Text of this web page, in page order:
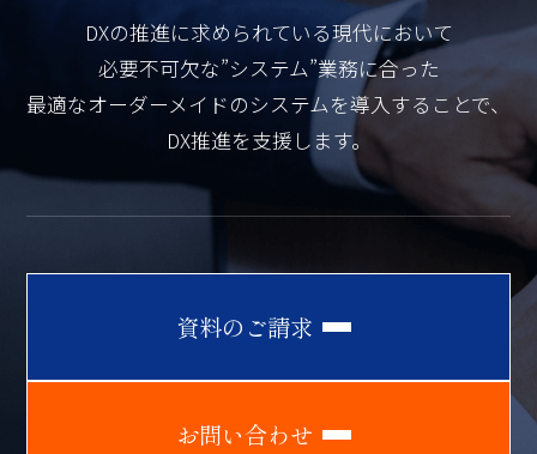
DXの推進に求められている現代において
必要不可欠な”システム”業務に合った
最適なオーダーメイドのシステムを導入することで、
DX推進を支援します。
資料の ご請求
お問い合わせ